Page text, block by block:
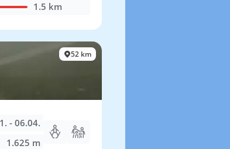
1.5 km
52 km
- 06.04.
1.625 m